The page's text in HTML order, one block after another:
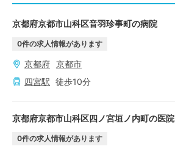
京都府京都市山科区音羽珍事町の病院
0件の求人情報があります
京都府 京都市
四宮駅 徒歩10分
京都府京都市山科区四ノ宮垣ノ内町の医院
0件の求人情報があります